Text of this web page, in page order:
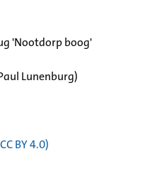
'Nootdorp boog'
Lunenburg)
BY 4.0)